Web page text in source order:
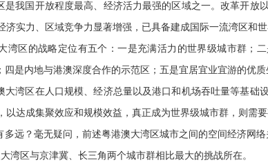
是我国开放程度最高、经济活力最强的区域之一。改革开放
实力、区域竞争力显著增强，已具备建成国际一流湾区和世
湾区的战略定位有五个：一是充满活力的世界级城市群；
是内地与港澳深度合作的示范区；五是宜居宜业宜游的优质
大湾区在人口规模、经济总量以及港口和机场吞吐量等基础
以达成集聚效应和规模效益，真正成为世界级城市群，则需
远？毫无疑问，前述粤港澳大湾区城市之间的空间经济网
湾区与京津冀、长三角两个城市群相比最大的挑战所在。